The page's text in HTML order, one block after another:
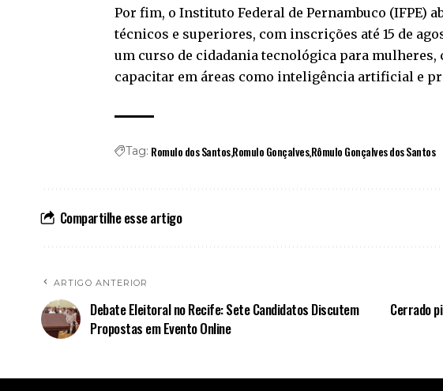
Por fim, o Instituto Federal de Pernambuco (IFPE)
técnicos e superiores, com inscrições até 15 de
um curso de cidadania tecnológica para mulheres,
capacitar em áreas como inteligência artificial e
Tag: Romulo dos SantosRomulo GonçalvesRômulo Gonçalves dos Santos
Compartilhe esse artigo
ARTIGO ANTERIOR
Debate Eleitoral no Recife: Sete Candidatos Discutem
Propostas em Evento Online
Cerrado